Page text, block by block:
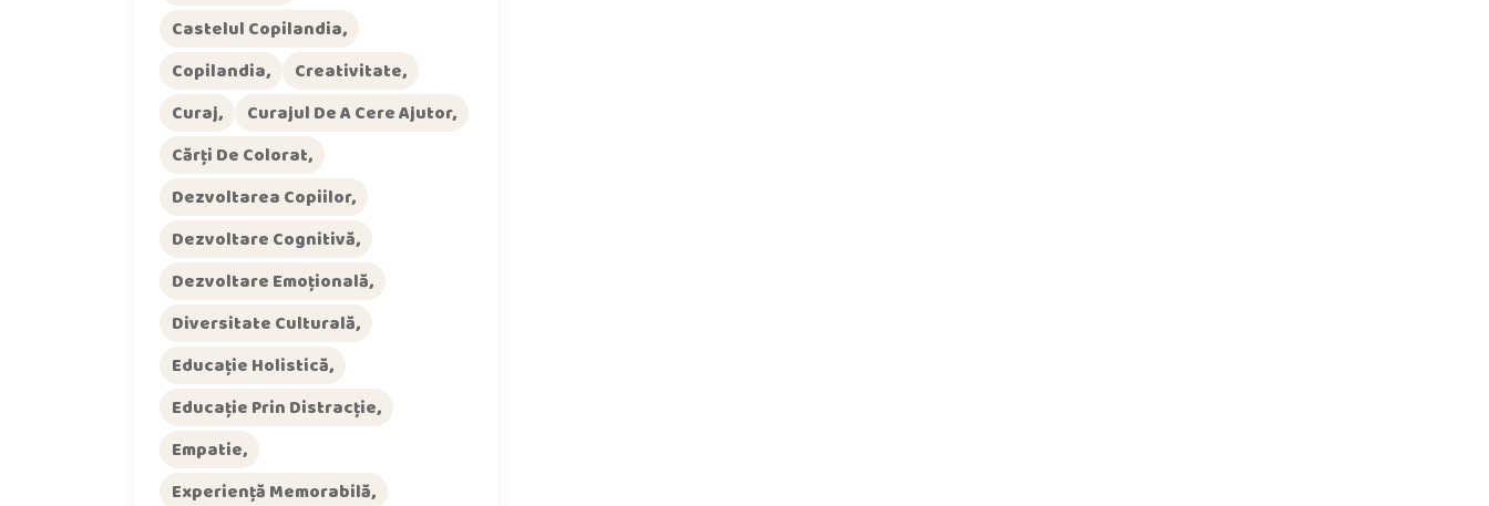
Castelul Copilandia
Copilandia
Creativitate
Curaj
Curajul De A Cere Ajutor
Cărți De Colorat
Dezvoltarea Copiilor
Dezvoltare Cognitivă
Dezvoltare Emoțională
Diversitate Culturală
Educație Holistică
Educație Prin Distracție
Empatie
Experiență Memorabilă